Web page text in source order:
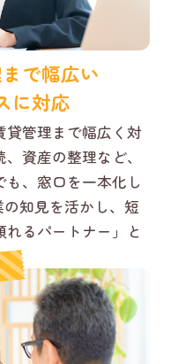
で幅広い
に対応
貸管理まで幅広く対
資産の整理など、
、窓口を一本化し
知見を活かし、短
るパートナー」と